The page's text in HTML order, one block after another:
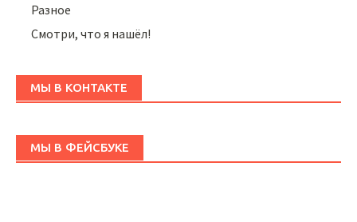
Разное
Смотри, что я нашёл!
МЫ В КОНТАКТЕ
МЫ В ФЕЙСБУКЕ